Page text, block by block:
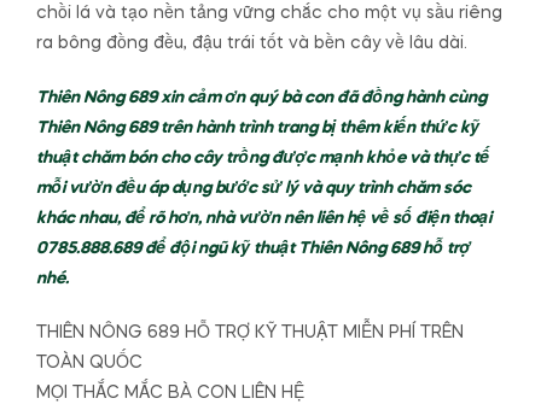
chồi lá và tạo nền tảng vững chắc cho một vụ sầu riêng
ra bông đồng đều, đậu trái tốt và bền cây về lâu dài.
Thiên Nông 689 xin cảm ơn quý bà con đã đồng hành cùng
Thiên Nông 689 trên hành trình trang bị thêm kiến thức kỹ
thuật chăm bón cho cây trồng được mạnh khỏe và thực tế
mỗi vườn đều áp dụng bước sử lý và quy trình chăm sóc
khác nhau, để rõ hơn, nhà vườn nên liên hệ về số điện thoại
0785.888.689 để đội ngũ kỹ thuật Thiên Nông 689 hỗ trợ
nhé.
THIÊN NÔNG 689 HỖ TRỢ KỸ THUẬT MIỄN PHÍ TRÊN
TOÀN QUỐC
MỌI THẮC MẮC BÀ CON LIÊN HỆ